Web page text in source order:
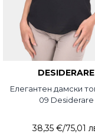
DESIDERARE
Елегантен дамски
09 Desiderare
38,35 €/75,01